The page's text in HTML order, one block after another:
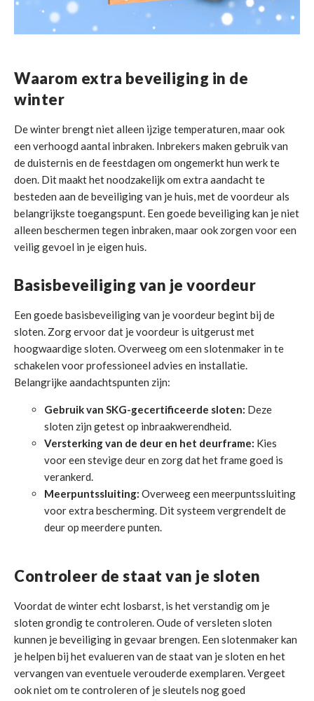
Waarom extra beveiliging in de
winter
De winter brengt niet alleen ijzige temperaturen, maar ook
een verhoogd aantal inbraken. Inbrekers maken gebruik van
de duisternis en de feestdagen om ongemerkt hun werk te
doen. Dit maakt het noodzakelijk om extra aandacht te
besteden aan de beveiliging van je huis, met de voordeur als
belangrijkste toegangspunt. Een goede beveiliging kan je niet
alleen beschermen tegen inbraken, maar ook zorgen voor een
veilig gevoel in je eigen huis.
Basisbeveiliging van je voordeur
Een goede basisbeveiliging van je voordeur begint bij de
sloten. Zorg ervoor dat je voordeur is uitgerust met
hoogwaardige sloten. Overweeg om een slotenmaker in te
schakelen voor professioneel advies en installatie.
Belangrijke aandachtspunten zijn:
Gebruik van SKG-gecertificeerde sloten: Deze
sloten zijn getest op inbraakwerendheid.
Versterking van de deur en het deurframe: Kies
voor een stevige deur en zorg dat het frame goed is
verankerd.
Meerpuntssluiting: Overweeg een meerpuntssluiting
voor extra bescherming. Dit systeem vergrendelt de
deur op meerdere punten.
Controleer de staat van je sloten
Voordat de winter echt losbarst, is het verstandig om je
sloten grondig te controleren. Oude of versleten sloten
kunnen je beveiliging in gevaar brengen. Een slotenmaker kan
je helpen bij het evalueren van de staat van je sloten en het
vervangen van eventuele verouderde exemplaren. Vergeet
ook niet om te controleren of je sleutels nog goed